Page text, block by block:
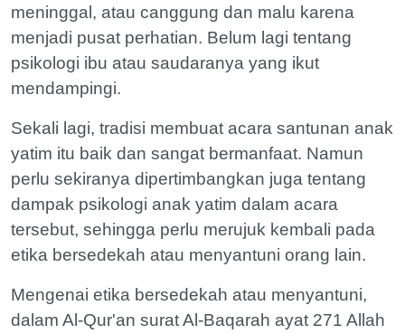
meninggal, atau canggung dan malu karena
menjadi pusat perhatian. Belum lagi tentang
psikologi ibu atau saudaranya yang ikut
mendampingi.
Sekali lagi, tradisi membuat acara santunan anak
yatim itu baik dan sangat bermanfaat. Namun
perlu sekiranya dipertimbangkan juga tentang
dampak psikologi anak yatim dalam acara
tersebut, sehingga perlu merujuk kembali pada
etika bersedekah atau menyantuni orang lain.
Mengenai etika bersedekah atau menyantuni,
dalam Al-Qur'an surat Al-Baqarah ayat 271 Allah